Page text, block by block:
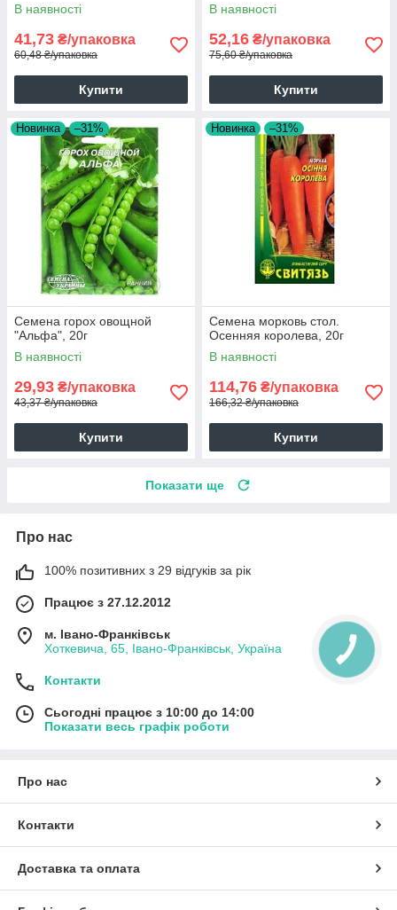
В наявності
41,73 ₴/упаковка
60,48 ₴/упаковка
Купити
В наявності
52,16 ₴/упаковка
75,60 ₴/упаковка
Купити
Новинка –31%
Семена горох овощной
"Альфа", 20г
В наявності
29,93 ₴/упаковка
43,37 ₴/упаковка
Купити
Новинка –31%
Семена морковь стол.
Осенняя королева, 20г
В наявності
114,76 ₴/упаковка
166,32 ₴/упаковка
Купити
Показати ще
Про нас
100% позитивних з 29 відгуків за рік
Працює з 27.12.2012
м. Івано-Франківськ
Хоткевича, 65, Івано-Франківськ, Україна
Контакти
Сьогодні працює з 10:00 до 14:00
Показати весь графік роботи
Про нас
Контакти
Доставка та оплата